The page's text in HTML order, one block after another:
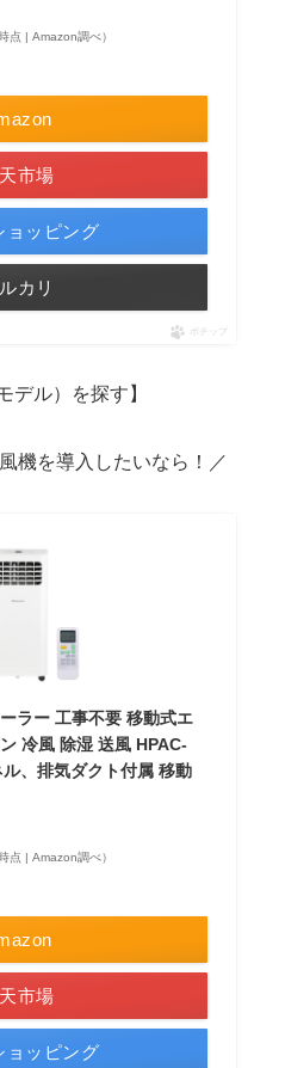
点 | Amazon調べ）
市場
ョッピング
カリ
ポチップ
デル）を探す】
機を導入したいなら！／
ラー 工事不要 移動式エ
冷風 除湿 送風 HPAC-
、排気ダクト付属 移動
点 | Amazon調べ）
市場
ョッピング